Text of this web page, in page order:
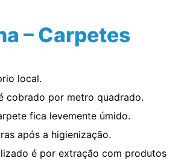
– Carpetes
local.
cobrado por metro quadrado.
fica levemente úmido.
após a higienização.
é por extração com produtos